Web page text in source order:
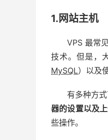
1.网站主机
VPS 最常
技术。但是，
MySQL）以及
有多种方
器的设置以及
些操作。